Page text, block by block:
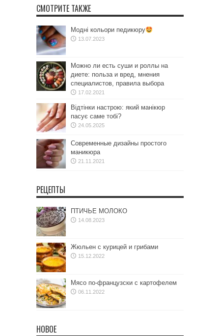
СМОТРИТЕ ТАКЖЕ
Модні кольори педикюру
13.07.2023
Можно ли есть суши и роллы на
диете: польза и вред, мнения
специалистов, правила выбора
17.02.2021
Відтінки настрою: який манікюр
пасує саме тобі?
24.05.2025
Современные дизайны простого
маникюра
21.11.2021
РЕЦЕПТЫ
ПТИЧЬЕ МОЛОКО
14.08.2023
Жюльен с курицей и грибами
15.12.2022
Мясо по-французски с картофелем
06.11.2022
НОВОЕ